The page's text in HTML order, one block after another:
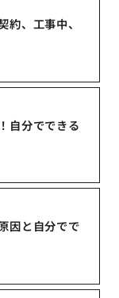
、工事中、
自分でできる
因と自分でで